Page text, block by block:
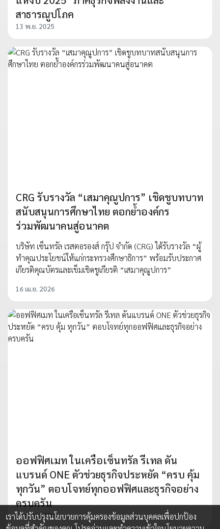
สาธารณูปโภค
13 พ.ย. 2025
CRG รับรางวัล “เสมาคุณูปการ” เชิดชูบทบาท
สนับสนุนการศึกษาไทย ตอกย้ำองค์กร
ร่วมพัฒนาคนสู่อนาคต
บริษัท เซ็นทรัล เรสตอรองส์ กรุ๊ป จำกัด (CRG) ได้รับรางวัล “ผู้
ทำคุณประโยชน์ให้แก่กระทรวงศึกษาธิการ” พร้อมรับประกาศ
เกียรติคุณบัตรและเข็มเชิดชูเกียรติ “เสมาคุณูปการ”
16 เม.ย. 2026
ออฟฟิศเมท ในเครือเซ็นทรัล รีเทล ดัน
แบรนด์ ONE ตัวช่วยธุรกิจประหยัด “ครบ คุ้ม
ทุกวัน” ตอบโจทย์ทุกออฟฟิศและธุรกิจอย่าง
ครบครัน
20 ก.พ. 2026
เราได้ปรับปรุงนโยบายการคุ้มครองข้อมูลส่วนบุคคลเพื่อปกป้อง